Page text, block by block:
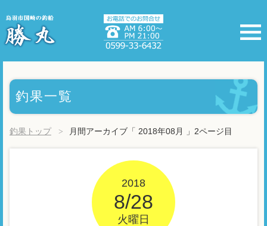
釣果一覧
釣果トップ 月間アーカイブ「 2018年08月 」2ページ目
2018
8/28
火曜日